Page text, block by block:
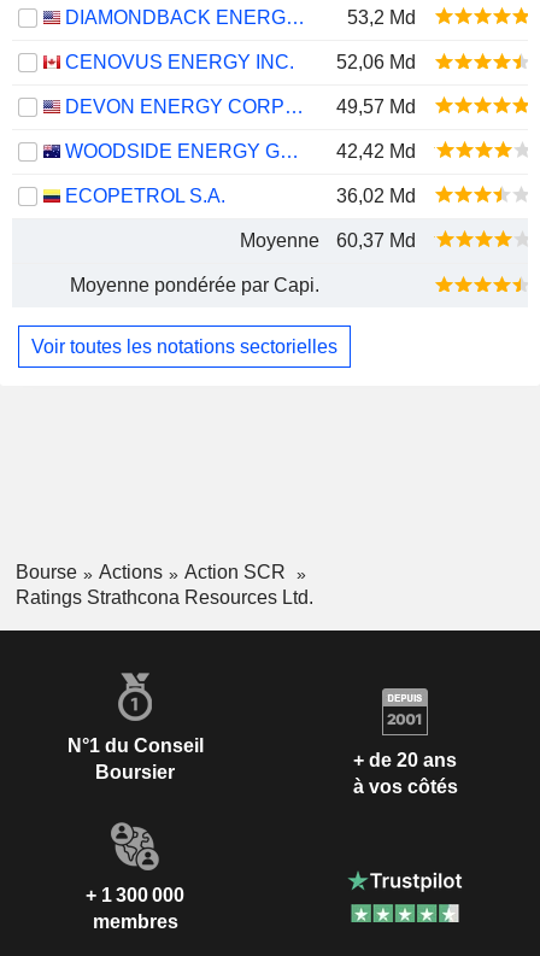
DIAMONDBACK ENERGY, INC. 53,2 Md
CENOVUS ENERGY INC. 52,06 Md
DEVON ENERGY CORPORATION 49,57 Md
WOODSIDE ENERGY GROUP LTD 42,42 Md
ECOPETROL S.A. 36,02 Md
Moyenne 60,37 Md
Moyenne pondérée par Capi.
Voir toutes les notations sectorielles
Bourse Actions
Action SCR
Ratings Strathcona Resources Ltd.
N°1 du Conseil
Boursier
+ de 20 ans
à vos côtés
+ 1 300 000
membres